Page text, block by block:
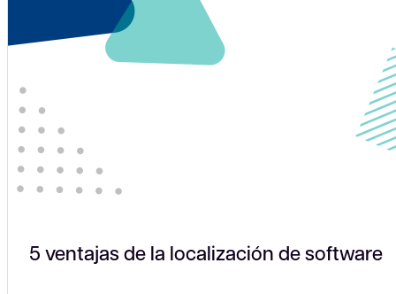
5 ventajas de la localización de software